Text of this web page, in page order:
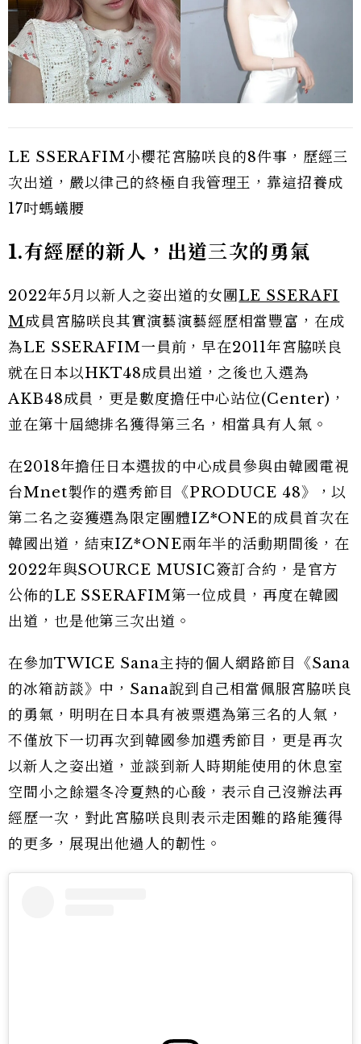
LE SSERAFIM小櫻花宮脇咲良的8件事，歷經三
次出道，嚴以律己的終極自我管理王，靠這招養成
17吋螞蟻腰
1.有經歷的新人，出道三次的勇氣
2022年5月以新人之姿出道的女團LE SSERAFI
M成員宮脇咲良其實演藝演藝經歷相當豐富，在成
為LE SSERAFIM一員前，早在2011年宮脇咲良
就在日本以HKT48成員出道，之後也入選為
AKB48成員，更是數度擔任中心站位(Center)，
並在第十屆總排名獲得第三名，相當具有人氣。
在2018年擔任日本選拔的中心成員參與由韓國電視
台Mnet製作的選秀節目《PRODUCE 48》，以
第二名之姿獲選為限定團體IZ*ONE的成員首次在
韓國出道，結束IZ*ONE兩年半的活動期間後，在
2022年與SOURCE MUSIC簽訂合約，是官方
公佈的LE SSERAFIM第一位成員，再度在韓國
出道，也是他第三次出道。
在參加TWICE Sana主持的個人網路節目《Sana
的冰箱訪談》中，Sana說到自己相當佩服宮脇咲良
的勇氣，明明在日本具有被票選為第三名的人氣，
不僅放下一切再次到韓國參加選秀節目，更是再次
以新人之姿出道，並談到新人時期能使用的休息室
空間小之餘還冬冷夏熱的心酸，表示自己沒辦法再
經歷一次，對此宮脇咲良則表示走困難的路能獲得
的更多，展現出他過人的韌性。